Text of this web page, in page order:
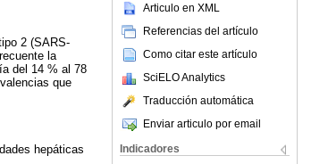
Articulo en XML
Referencias del artículo
Como citar este artículo
SciELO Analytics
Traducción automática
Enviar articulo por email
Indicadores
2 (SARS-
la
del 14 % al 78
que
hepáticas